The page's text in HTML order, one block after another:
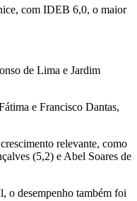
com IDEB 6,0, o maior
de Lima e Jardim
e Francisco Dantas,
relevante, como
(5,2) e Abel Soares de
o desempenho também foi